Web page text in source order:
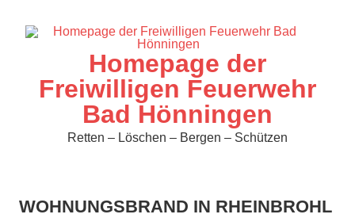
springen
Homepage der
Freiwilligen Feuerwehr
Bad Hönningen
Retten – Löschen – Bergen – Schützen
WOHNUNGSBRAND IN RHEINBROHL